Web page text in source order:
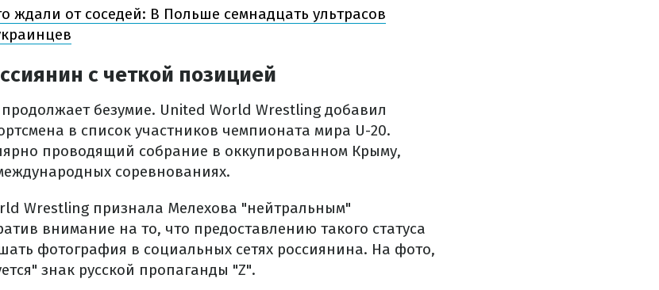
ждали от соседей: В Польше семнадцать ультрасов
с четкой позицией
безумие. United World Wrestling добавил
в список участников чемпионата мира U-20.
проводящий собрание в оккупированном Крыму,
соревнованиях.
Wrestling признала Мелехова "нейтральным"
внимание на то, что предоставлению такого статуса
фотография в социальных сетях россиянина. На фото,
знак русской пропаганды "Z".